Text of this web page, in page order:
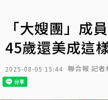
「大嫂團」成
45歲還美成這
2025-08-05 15:44 聯合報 記者